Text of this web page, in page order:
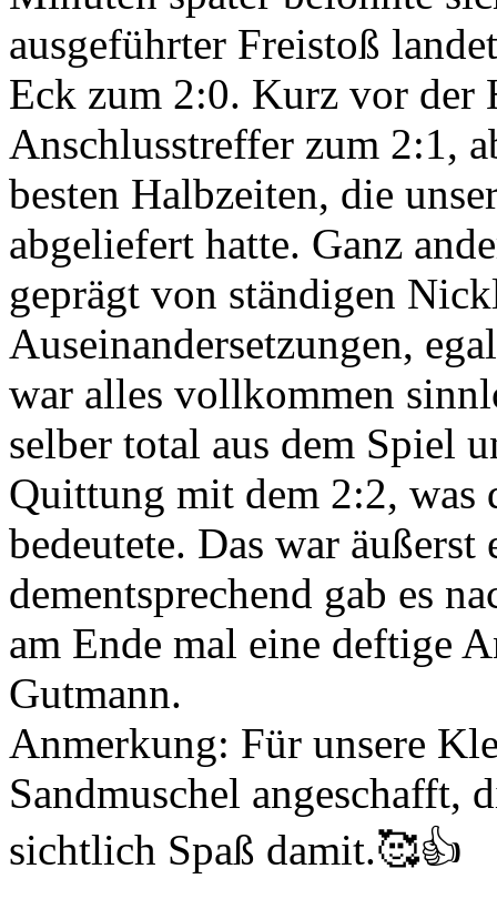
ausgeführter Freistoß
Eck zum 2:0. Kurz vor der
Anschlusstreffer zum 2:1,
besten Halbzeiten, die
abgeliefert hatte. Ganz
geprägt von ständigen
Auseinandersetzungen,
war alles vollkommen
selber total aus dem Spiel
Quittung mit dem 2:2, was
bedeutete. Das war äußerst
dementsprechend gab es
am Ende mal eine deftige
Gutmann.
Anmerkung: Für unsere
Sandmuschel angeschafft,
sichtlich Spaß damit.🥰👍